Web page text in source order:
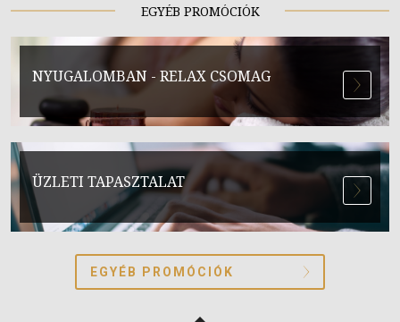
EGYÉB PROMÓCIÓK
NYUGALOMBAN - RELAX CSOMAG
ÜZLETI TAPASZTALAT
EGYÉB PROMÓCIÓK